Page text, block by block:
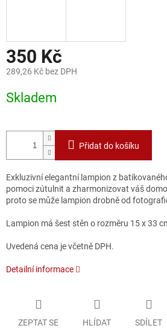
350 Kč
289,26 Kč bez DPH
cena:
Skladem
Přidat do košíku
Exkluzivní elegantní lampion z
pomoci zútulnit a zharmonizovat váš
proto se může lampion drobně od
Lampion má šest stěn o rozměru 15 x 33
Uvedená cena je včetně DPH.
Detailní informace
ZEPTAT SE HLÍDAT SDÍLET